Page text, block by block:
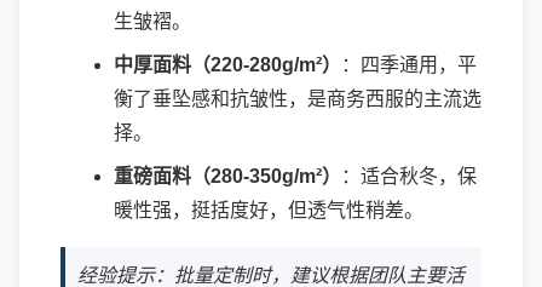
生皱褶。
中厚面料（220-280g/m²）
：四季通用，平
衡了垂坠感和抗皱性，是商务西服的主流选
择。
重磅面料（280-350g/m²）
：适合秋冬，保
暖性强，挺括度好，但透气性稍差。
经验提示：批量定制时，建议根据团队主要活